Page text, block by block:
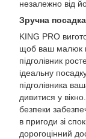
незалежно від
Зручна
KING PRO
щоб ваш малюк
підголівник
ідеальну
підголівника
дивитися у
безпеки
в пригоди зі
дорогоцінний